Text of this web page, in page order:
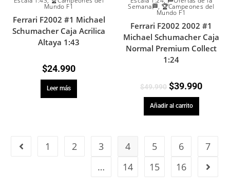
Mundo F1
Ferrari F2002 #1 Michael
Schumacher Caja Acrilica
Altaya 1:43
$24.990
Leer más
Semana🏁, 🏆Campeones del
Mundo F1
Ferrari F2002 2002 #1
Michael Schumacher Caja
Normal Premium Collect
1:24
$49.990 $39.990
Añadir al carrito
1 2 3 4 5 6
7
…
14 15 16